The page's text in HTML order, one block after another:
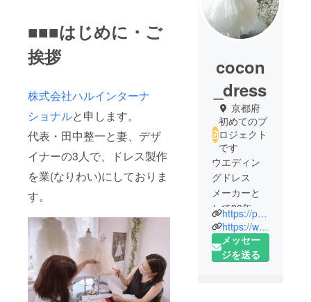
■■■はじめに・ご
挨拶
株式会社ハルインターナ
ショナルと申します。
代表・田中整一と妻、デザ
イナーの3人で、ドレス製作
を業(なりわい)にしておりま
す。
cocon
_dress
京都府
初めてのプ
ロジェクト
です
ウエディン
グドレス
メーカーと
して30年。
直接的では
ありません
が多くの花
https://peraichi.com/landing_pages/view/halintl/
https://www.instagram.com/cocon_dress/
メッセー
ジを送る